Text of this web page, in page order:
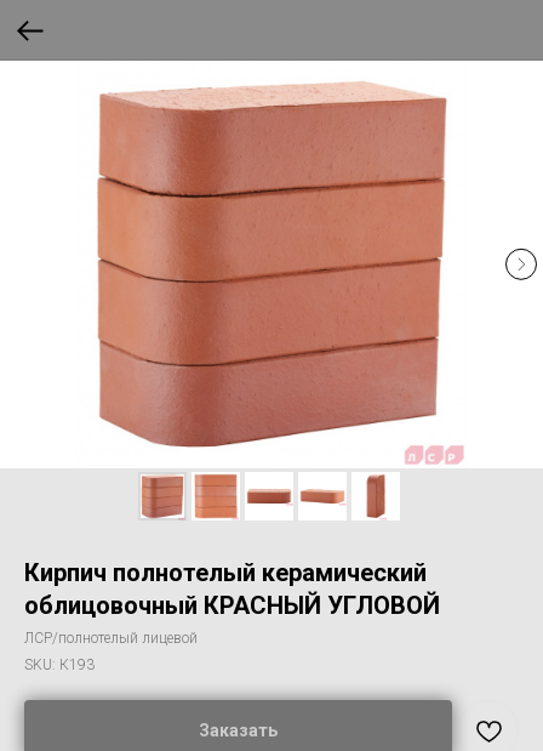
Кирпич полнотелый керамический
облицовочный КРАСНЫЙ УГЛОВОЙ
ЛСР/полнотелый лицевой
SKU: К193
Заказать